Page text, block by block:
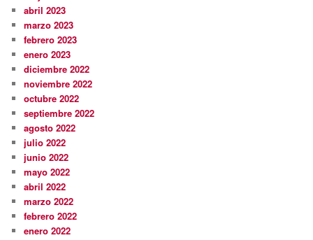
abril 2023
marzo 2023
febrero 2023
enero 2023
diciembre 2022
noviembre 2022
octubre 2022
septiembre 2022
agosto 2022
julio 2022
junio 2022
mayo 2022
abril 2022
marzo 2022
febrero 2022
enero 2022